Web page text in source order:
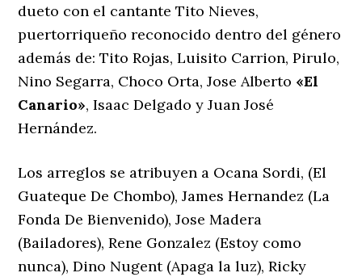
dueto con el cantante Tito Nieves,
puertorriqueño reconocido dentro del género
además de: Tito Rojas, Luisito Carrion, Pirulo,
Nino Segarra, Choco Orta, Jose Alberto «El
Canario», Isaac Delgado y Juan José
Hernández.
Los arreglos se atribuyen a Ocana Sordi, (El
Guateque De Chombo), James Hernandez (La
Fonda De Bienvenido), Jose Madera
(Bailadores), Rene Gonzalez (Estoy como
nunca), Dino Nugent (Apaga la luz), Ricky